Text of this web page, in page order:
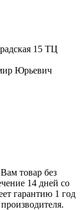
15 ТЦ
Юрьевич
товар без
14 дней со
гарантию 1 год